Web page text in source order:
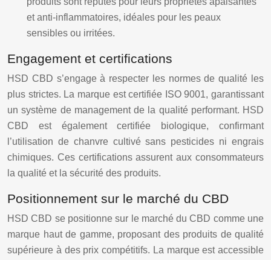
et anti-inflammatoires, idéales pour les peaux
sensibles ou irritées.
Engagement et certifications
HSD CBD s’engage à respecter les normes de qualité les
plus strictes. La marque est certifiée ISO 9001, garantissant
un système de management de la qualité performant. HSD
CBD est également certifiée biologique, confirmant
l’utilisation de chanvre cultivé sans pesticides ni engrais
chimiques. Ces certifications assurent aux consommateurs
la qualité et la sécurité des produits.
Positionnement sur le marché du CBD
HSD CBD se positionne sur le marché du CBD comme une
marque haut de gamme, proposant des produits de qualité
supérieure à des prix compétitifs. La marque est accessible